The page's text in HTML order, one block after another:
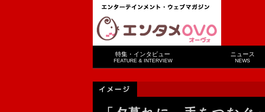
特集・インタビュー
FEATURE & INTERVIEW
ニュース
NEWS